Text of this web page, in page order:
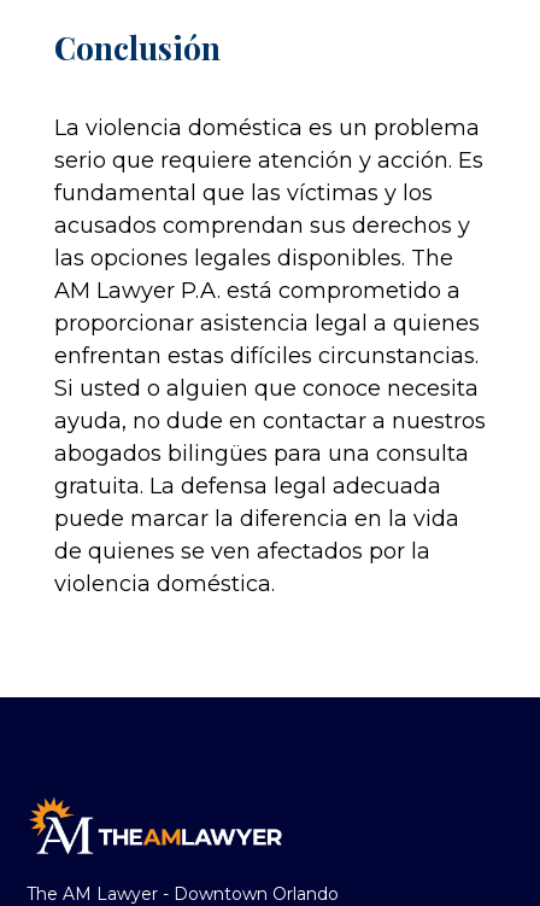
Conclusión
La violencia doméstica es un problema
serio que requiere atención y acción. Es
fundamental que las víctimas y los
acusados comprendan sus derechos y
las opciones legales disponibles. The
AM Lawyer P.A. está comprometido a
proporcionar asistencia legal a quienes
enfrentan estas difíciles circunstancias.
Si usted o alguien que conoce necesita
ayuda, no dude en contactar a nuestros
abogados bilingües para una consulta
gratuita. La defensa legal adecuada
puede marcar la diferencia en la vida
de quienes se ven afectados por la
violencia doméstica.
The AM Lawyer - Downtown Orlando